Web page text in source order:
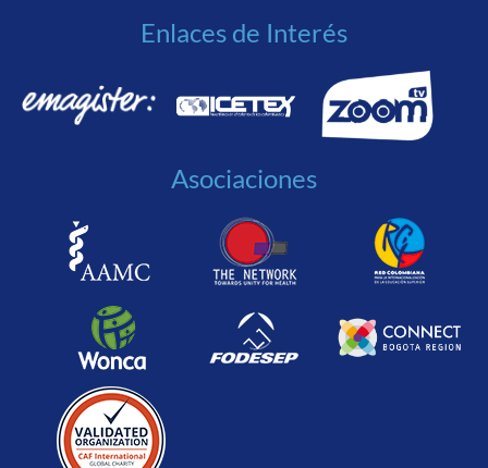
Enlaces de Interés
Asociaciones